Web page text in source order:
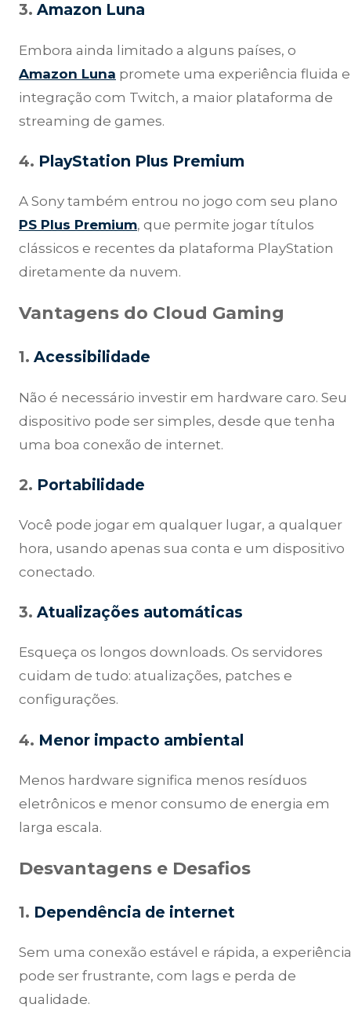
3. Amazon Luna
Embora ainda limitado a alguns países, o
Amazon Luna promete uma experiência fluida e
integração com Twitch, a maior plataforma de
streaming de games.
4. PlayStation Plus Premium
A Sony também entrou no jogo com seu plano
PS Plus Premium, que permite jogar títulos
clássicos e recentes da plataforma PlayStation
diretamente da nuvem.
Vantagens do Cloud Gaming
1. Acessibilidade
Não é necessário investir em hardware caro. Seu
dispositivo pode ser simples, desde que tenha
uma boa conexão de internet.
2. Portabilidade
Você pode jogar em qualquer lugar, a qualquer
hora, usando apenas sua conta e um dispositivo
conectado.
3. Atualizações automáticas
Esqueça os longos downloads. Os servidores
cuidam de tudo: atualizações, patches e
configurações.
4. Menor impacto ambiental
Menos hardware significa menos resíduos
eletrônicos e menor consumo de energia em
larga escala.
Desvantagens e Desafios
1. Dependência de internet
Sem uma conexão estável e rápida, a experiência
pode ser frustrante, com lags e perda de
qualidade.